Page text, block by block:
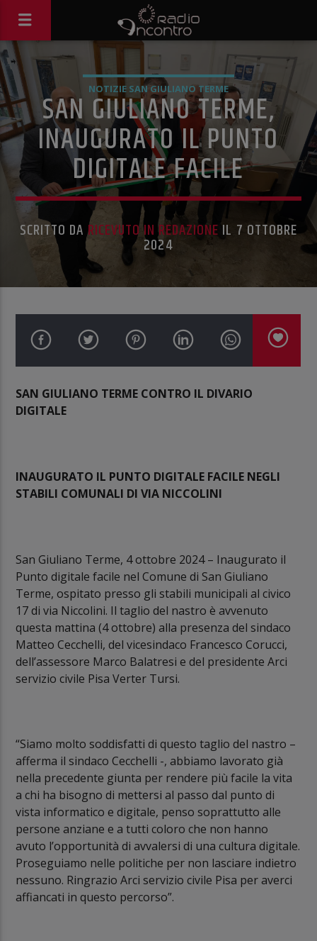
NOTIZIE SAN GIULIANO TERME
SAN GIULIANO TERME,
INAUGURATO IL PUNTO
DIGITALE FACILE
SCRITTO DARICEVUTO IN REDAZIONE IL 7 OTTOBRE
2024
SAN GIULIANO TERME CONTRO IL DIVARIO
DIGITALE
INAUGURATO IL PUNTO DIGITALE FACILE NEGLI
STABILI COMUNALI DI VIA NICCOLINI
San Giuliano Terme, 4 ottobre 2024 – Inaugurato il
Punto digitale facile nel Comune di San Giuliano
Terme, ospitato presso gli stabili municipali al civico
17 di via Niccolini. Il taglio del nastro è avvenuto
questa mattina (4 ottobre) alla presenza del sindaco
Matteo Cecchelli, del vicesindaco Francesco Corucci,
dell’assessore Marco Balatresi e del presidente Arci
servizio civile Pisa Verter Tursi.
“Siamo molto soddisfatti di questo taglio del nastro –
afferma il sindaco Cecchelli -, abbiamo lavorato già
nella precedente giunta per rendere più facile la vita
a chi ha bisogno di mettersi al passo dal punto di
vista informatico e digitale, penso soprattutto alle
persone anziane e a tutti coloro che non hanno
avuto l’opportunità di avvalersi di una cultura digitale.
Proseguiamo nelle politiche per non lasciare indietro
nessuno. Ringrazio Arci servizio civile Pisa per averci
affiancati in questo percorso”.